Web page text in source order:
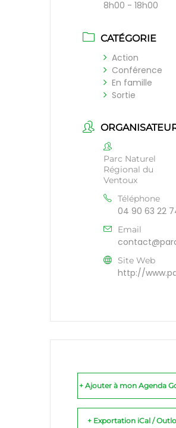
8h00 - 18h00
CATÉGORIE
Action
Conférence
En famille
Sortie
Parc Naturel
Régional du
Ventoux
Téléphone
04 90 63 22
Email
Site Web
http://
+ Ajouter à mon Agenda
+ Exportation iCal /